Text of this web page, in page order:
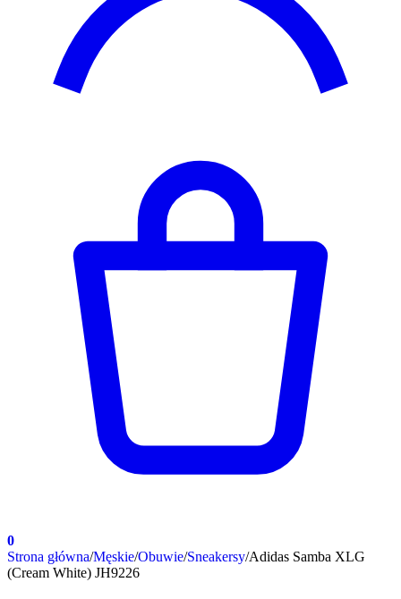
0
Strona główna/Męskie/Obuwie/Sneakersy/Adidas Samba XLG
(Cream White) JH9226